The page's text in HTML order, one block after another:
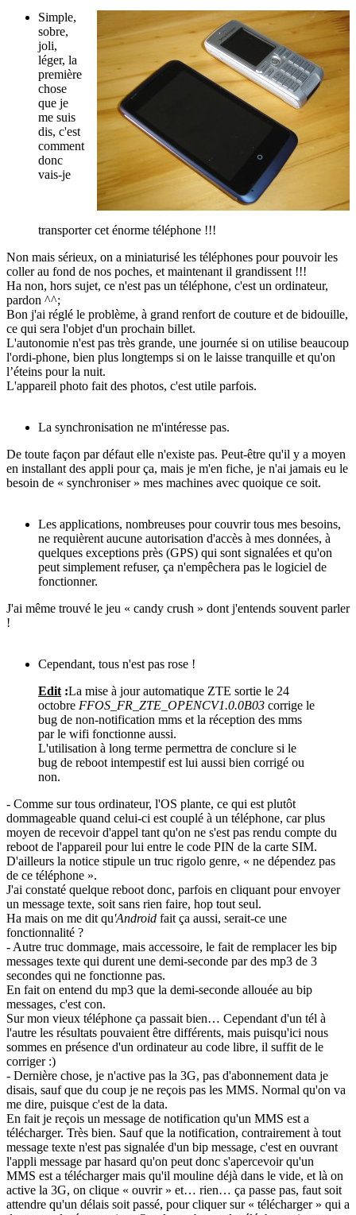
Simple,
sobre,
joli,
léger, la
première
chose
que je
me suis
dis, c'est
comment
donc
vais-je
transporter cet énorme téléphone !!!
Non mais sérieux, on a miniaturisé les téléphones pour pouvoir les
coller au fond de nos poches, et maintenant il grandissent !!!
Ha non, hors sujet, ce n'est pas un téléphone, c'est un ordinateur,
pardon ^^;
Bon j'ai réglé le problème, à grand renfort de couture et de bidouille,
ce qui sera l'objet d'un prochain billet.
L'autonomie n'est pas très grande, une journée si on utilise beaucoup
l'ordi-phone, bien plus longtemps si on le laisse tranquille et qu'on
l’éteins pour la nuit.
L'appareil photo fait des photos, c'est utile parfois.
La synchronisation ne m'intéresse pas.
De toute façon par défaut elle n'existe pas. Peut-être qu'il y a moyen
en installant des appli pour ça, mais je m'en fiche, je n'ai jamais eu le
besoin de « synchroniser » mes machines avec quoique ce soit.
Les applications, nombreuses pour couvrir tous mes besoins,
ne requièrent aucune autorisation d'accès à mes données, à
quelques exceptions près (GPS) qui sont signalées et qu'on
peut simplement refuser, ça n'empêchera pas le logiciel de
fonctionner.
J'ai même trouvé le jeu « candy crush » dont j'entends souvent parler
!
Cependant, tous n'est pas rose !
Edit :La mise à jour automatique ZTE sortie le 24
octobre FFOS_FR_ZTE_OPENCV1.0.0B03 corrige le
bug de non-notification mms et la réception des mms
par le wifi fonctionne aussi.
L'utilisation à long terme permettra de conclure si le
bug de reboot intempestif est lui aussi bien corrigé ou
non.
- Comme sur tous ordinateur, l'OS plante, ce qui est plutôt
dommageable quand celui-ci est couplé à un téléphone, car plus
moyen de recevoir d'appel tant qu'on ne s'est pas rendu compte du
reboot de l'appareil pour lui entre le code PIN de la carte SIM.
D'ailleurs la notice stipule un truc rigolo genre, « ne dépendez pas
de ce téléphone ».
J'ai constaté quelque reboot donc, parfois en cliquant pour envoyer
un message texte, soit sans rien faire, hop tout seul.
Ha mais on me dit qu'Android fait ça aussi, serait-ce une
fonctionnalité ?
- Autre truc dommage, mais accessoire, le fait de remplacer les bip
messages texte qui durent une demi-seconde par des mp3 de 3
secondes qui ne fonctionne pas.
En fait on entend du mp3 que la demi-seconde allouée au bip
messages, c'est con.
Sur mon vieux téléphone ça passait bien… Cependant d'un tél à
l'autre les résultats pouvaient être différents, mais puisqu'ici nous
sommes en présence d'un ordinateur au code libre, il suffit de le
corriger :)
- Dernière chose, je n'active pas la 3G, pas d'abonnement data je
disais, sauf que du coup je ne reçois pas les MMS. Normal qu'on va
me dire, puisque c'est de la data.
En fait je reçois un message de notification qu'un MMS est a
télécharger. Très bien. Sauf que la notification, contrairement à tout
message texte n'est pas signalée d'un bip message, c'est en ouvrant
l'appli message par hasard qu'on peut donc s'apercevoir qu'un
MMS est a télécharger mais qu'il mouline déjà dans le vide, et là on
active la 3G, on clique « ouvrir » et… rien… ça passe pas, faut soit
attendre qu'un délais soit passé, pour cliquer sur « télécharger » qui a